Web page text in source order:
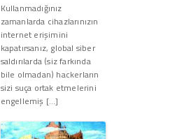
Kullanmadığınız
zamanlarda cihazlarınızın
internet erişimini
kapatırsanız, global siber
saldırılarda (siz farkında
bile olmadan) hackerların
sizi suça ortak etmelerini
engellemiş […]